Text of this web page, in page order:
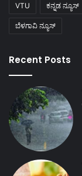
VTU ಕನ್ನಡ ನ್ಯೂಸ್
ಬೆಳಗಾವಿ ನ್ಯೂಸ್
Recent Posts